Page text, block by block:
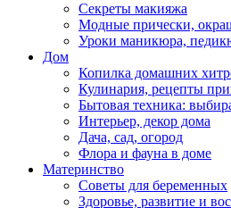
Секреты макияжа
Модные прически,
Уроки маникюра,
Дом
Копилка домашних
Кулинария, рецепты
Бытовая техника:
Интерьер, декор дома
Дача, сад, огород
Флора и фауна в доме
Материнство
Советы для беременных
Здоровье, развитие и